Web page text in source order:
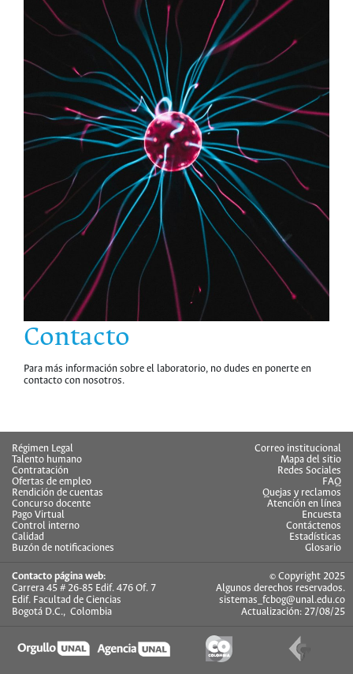
Contacto
Para más información sobre el laboratorio, no dudes en ponerte en
contacto con nosotros.
Régimen Legal
Talento humano
Contratación
Ofertas de empleo
Rendición de cuentas
Concurso docente
Pago Virtual
Control interno
Calidad
Buzón de notificaciones
Correo institucional
Mapa del sitio
Redes Sociales
FAQ
Quejas y reclamos
Atención en línea
Encuesta
Contáctenos
Estadísticas
Glosario
Contacto página web:
Carrera 45 # 26-85 Edif. 476 Of. 7
Edif. Facultad de Ciencias
Bogotá D.C., Colombia
© Copyright 2025
Algunos derechos reservados.
sistemas_fcbog@unal.edu.co
Actualización: 27/08/25